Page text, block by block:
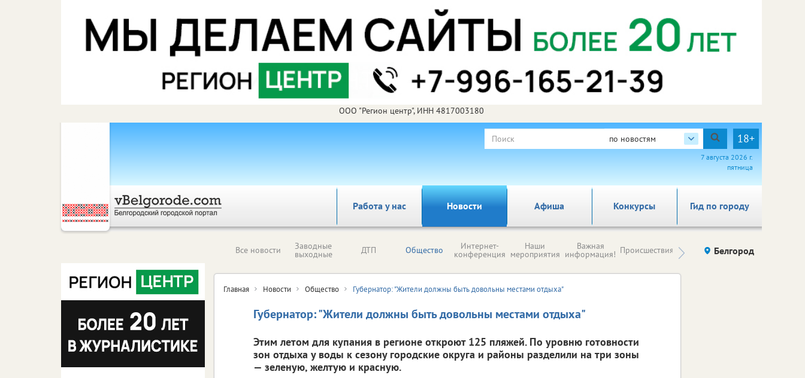
ООО "Регион центр", ИНН 4817003180
по новостям 18+
7 августа 2026 г.
пятница
Работа у нас Новости Афиша Гид по городу
Конкурсы
Все новости Заводные
выходные ДТП Общество Интернет-
конференция
Наши
мероприятия
Важная
информация! Происшествия Здоровье компаний (на
правах
Белгород
Главная Новости Общество Губернатор: "Жители должны быть довольны местами отдыха"
Губернатор: "Жители должны быть довольны местами отдыха"
Этим летом для купания в регионе откроют 125 пляжей. По уровню готовности
зон отдыха у воды к сезону городские округа и районы разделили на три зоны
— зеленую, желтую и красную.